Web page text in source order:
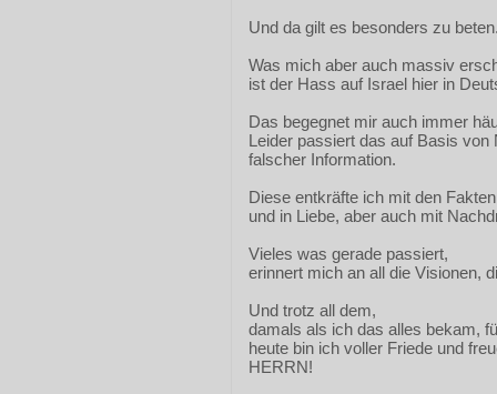
Und da gilt es besonders zu
Was mich aber auch massiv
ist der Hass auf Israel hier in
Das begegnet mir auch immer
Leider passiert das auf Basis von
falscher Information.
Diese entkräfte ich mit den
und in Liebe, aber auch mit
Vieles was gerade passiert,
erinnert mich an all die Visionen,
Und trotz all dem,
damals als ich das alles bekam,
heute bin ich voller Friede und
HERRN!